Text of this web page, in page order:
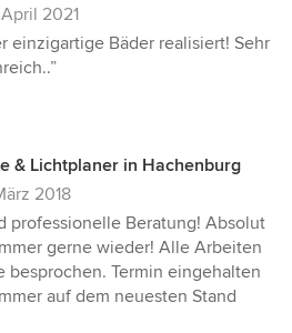
2021
einzigartige Bäder realisiert! Sehr
& Lichtplaner in Hachenburg
2018
professionelle Beratung! Absolut
gerne wieder! Alle Arbeiten
besprochen. Termin eingehalten
auf dem neuesten Stand